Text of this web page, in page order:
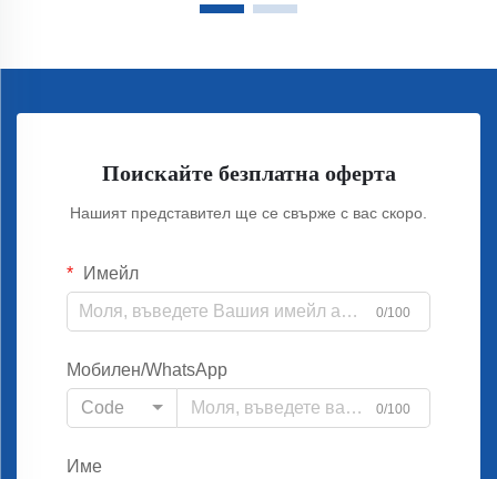
Поискайте безплатна оферта
Нашият представител ще се свърже с вас скоро.
Имейл
0/100
Мобилен/WhatsApp
Code
0/100
Име